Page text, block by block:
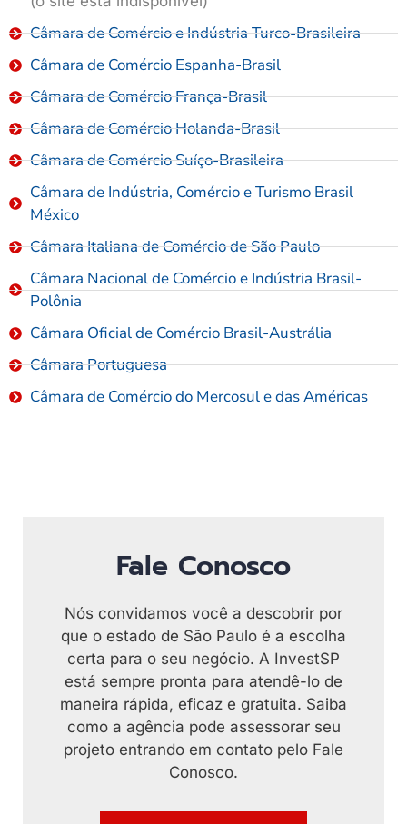
Câmara de Comércio e Indústria Turco-Brasileira
Câmara de Comércio Espanha-Brasil
Câmara de Comércio França-Brasil
Câmara de Comércio Holanda-Brasil
Câmara de Comércio Suíço-Brasileira
Câmara de Indústria, Comércio e Turismo Brasil
México
Câmara Italiana de Comércio de São Paulo
Câmara Nacional de Comércio e Indústria Brasil-
Polônia
Câmara Oficial de Comércio Brasil-Austrália
Câmara Portuguesa
Câmara de Comércio do Mercosul e das Américas
Fale Conosco
Nós convidamos você a descobrir por
que o estado de São Paulo é a escolha
certa para o seu negócio. A InvestSP
está sempre pronta para atendê-lo de
maneira rápida, eficaz e gratuita. Saiba
como a agência pode assessorar seu
projeto entrando em contato pelo Fale
Conosco.